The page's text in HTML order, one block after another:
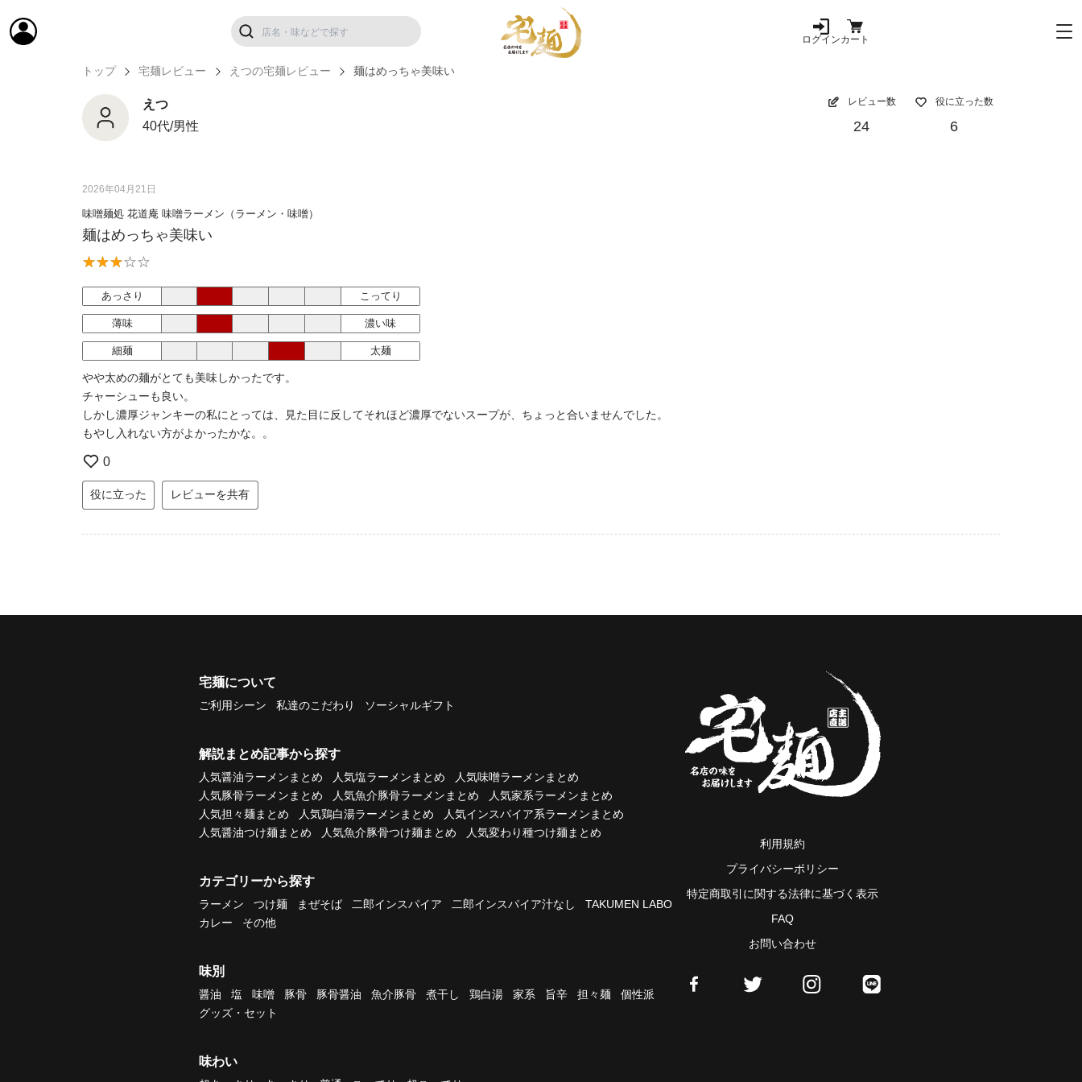
ログインカート
トップ 宅麺レビュー えつの宅麺レビュー 麺はめっちゃ美味い
えつ
40代/男性
レビュー数
24
役に立った数
6
2026年04月21日
味噌麺処 花道庵 味噌ラーメン（ラーメン・味噌）
麺はめっちゃ美味い
あっさり こってり
薄味 濃い味
細麺 太麺
やや太めの麺がとても美味しかったです。
チャーシューも良い。
しかし濃厚ジャンキーの私にとっては、見た目に反してそれほど濃厚でないスープが、ちょっと合いませんでした。
もやし入れない方がよかったかな。。
0
役に立った レビューを共有
宅麺について
ご利用シーン 私達のこだわり ソーシャルギフト
解説まとめ記事から探す
人気醤油ラーメンまとめ 人気塩ラーメンまとめ
人気味噌ラーメンまとめ
人気豚骨ラーメンまとめ
人気魚介豚骨ラーメンまとめ
人気家系ラーメンまとめ
人気担々麺まとめ
人気鶏白湯ラーメンまとめ
人気インスパイア系ラーメンまとめ
人気醤油つけ麺まとめ
人気魚介豚骨つけ麺まとめ 人気変わり種つけ麺まとめ
カテゴリーから探す
ラーメン つけ麺 まぜそば 二郎インスパイア 二郎インスパイア汁なし
TAKUMEN LABO
カレー
その他
味別
醤油 塩 味噌 豚骨 豚骨醤油 魚介豚骨 煮干し 鶏白湯 家系 旨辛 担々麺
個性派
グッズ・セット
味わい
利用規約
プライバシーポリシー
特定商取引に関する法律に基づく表示
FAQ
お問い合わせ